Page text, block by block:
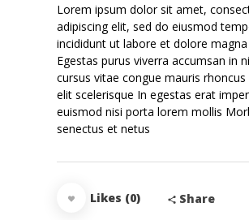
Lorem ipsum dolor sit amet,
adipiscing elit, sed do eiusmod
incididunt ut labore et dolore magna
Egestas purus viverra accumsan in
cursus vitae congue mauris rhoncus
elit scelerisque In egestas erat
euismod nisi porta lorem mollis
senectus et netus
Likes (0) Share